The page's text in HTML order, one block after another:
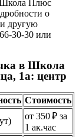
Школа Плюс
о
другую
30-30 или
в Школа
1а: центр
Стоимость
от 350 ₽ за
1 ак.час